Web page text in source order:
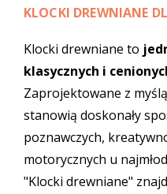
KLOCKI DREWNIANE
Klocki drewniane to
klasycznych i
Zaprojektowane z
stanowią doskonały
poznawczych,
motorycznych u
"Klocki drewniane"